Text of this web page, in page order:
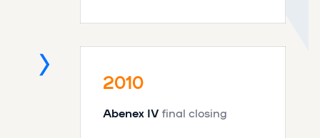
2009
2010
2010
Abenex IV final closing